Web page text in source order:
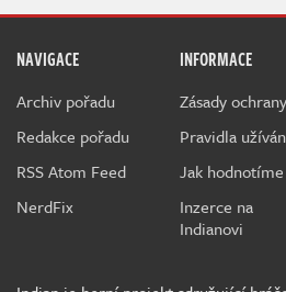
NAVIGACE
Archiv pořadu
Redakce pořadu
RSS Atom Feed
NerdFix
INFORMACE
Zásady ochrany
Pravidla
Jak hodnotíme
Inzerce na
Indianovi